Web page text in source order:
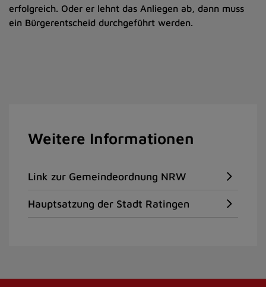
erfolgreich. Oder er lehnt das Anliegen ab, dann muss
ein Bürgerentscheid durchgeführt werden.
Weitere Informationen
Link zur Gemeindeordnung NRW
Hauptsatzung der Stadt Ratingen